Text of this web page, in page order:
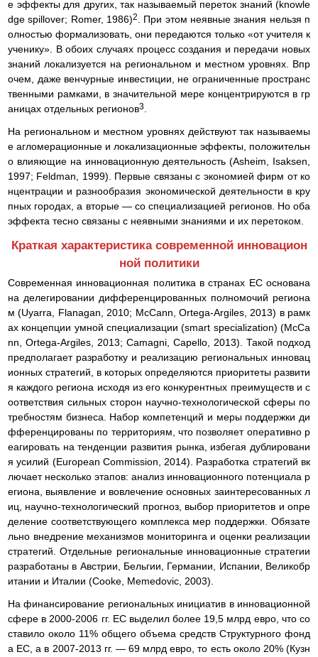
е эффекты для других, так называемый переток знаний (knowle
dge spillover; Romer, 1986)2
. При этом неявные знания нельзя п
олностью формализовать, они передаются только «от учителя к
ученику». В обоих случаях процесс создания и передачи новых
знаний локализуется на региональном и местном уровнях. Впр
очем, даже венчурные инвестиции, не ограниченные пространс
твенными рамками, в значительной мере концентрируются в гр
аницах отдельных регионов3
На региональном и местном уровнях действуют так называемы
е агломерационные и локализационные эффекты, положительн
о влияющие на инновационную деятельность (Asheim, Isaksen,
1997; Feldman, 1999). Первые связаны с экономией фирм от ко
нцентрации и разнообразия экономической деятельности в кру
пных городах, а вторые — со специализацией регионов. Но оба
эффекта тесно связаны с неявными знаниями и их перетоком.
Краткая характеристика современной инновацион
ной политики
Современная инновационная политика в странах ЕС основана
на делегировании дифференцированных полномочий региона
м (Uyarra, Flanagan, 2010; McCann, Ortega-Argiles, 2013) в рамк
ах концепции умной специализации (smart specialization) (McCa
nn, Ortega-Argiles, 2013; Camagni, Capello, 2013). Такой подход
предполагает разработку и реализацию региональных инновац
ионных стратегий, в которых определяются приоритеты развити
я каждого региона исходя из его конкурентных преимуществ и с
оответствия сильных сторон научно-технологической сферы по
требностям бизнеса. Набор компетенций и меры поддержки ди
фференцированы по территориям, что позволяет оперативно р
еагировать на тенденции развития рынка, избегая дублировани
я усилий (European Commission, 2014). Разработка стратегий вк
лючает несколько этапов: анализ инновационного потенциала р
егиона, выявление и вовлечение основных заинтересованных л
иц, научно-технологический прогноз, выбор приоритетов и опре
деление соответствующего комплекса мер поддержки. Обязате
льно внедрение механизмов мониторинга и оценки реализации
стратегий. Отдельные региональные инновационные стратегии
разработаны в Австрии, Бельгии, Германии, Испании, Великобр
итании и Италии (Cooke, Memedovic, 2003).
На финансирование региональных инициатив в инновационной
сфере в 2000-2006 гг. ЕС выделил более 19,5 млрд евро, что со
ставило около 11% общего объема средств Структурного фонд
а ЕС, а в 2007-2013 гг. — 69 млрд евро, то есть около 20% (Кузн